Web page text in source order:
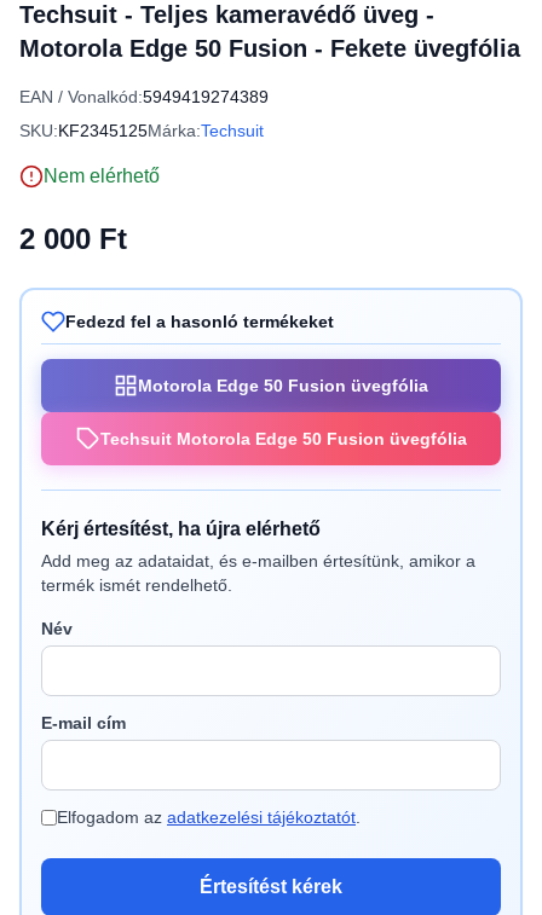
Techsuit - Teljes kameravédő üveg -
Motorola Edge 50 Fusion - Fekete üvegfólia
EAN / Vonalkód:5949419274389
SKU:KF2345125Márka:Techsuit
Nem elérhető
2 000 Ft
Fedezd fel a hasonló termékeket
Motorola Edge 50 Fusion üvegfólia
Techsuit Motorola Edge 50 Fusion üvegfólia
Kérj értesítést, ha újra elérhető
Add meg az adataidat, és e-mailben értesítünk, amikor a
termék ismét rendelhető.
Név
E-mail cím
Elfogadom az adatkezelési tájékoztatót
Értesítést kérek